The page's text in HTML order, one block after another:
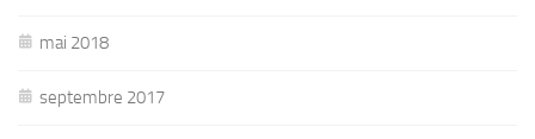
mai 2018
septembre 2017